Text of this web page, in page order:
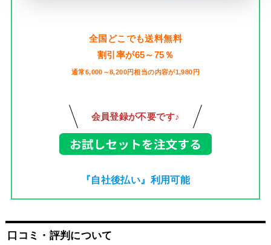
全国どこでも送料無料
割引率が65～75％
通常6,000～8,200円相当の内容が1,980円
会員登録が不要です♪
『自社後払い』利用可能
口コミ・評判について